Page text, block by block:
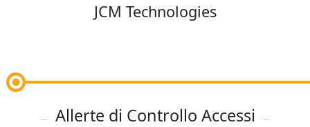
JCM Technologies
Allerte di Controllo Accessi